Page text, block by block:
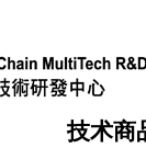
技术商